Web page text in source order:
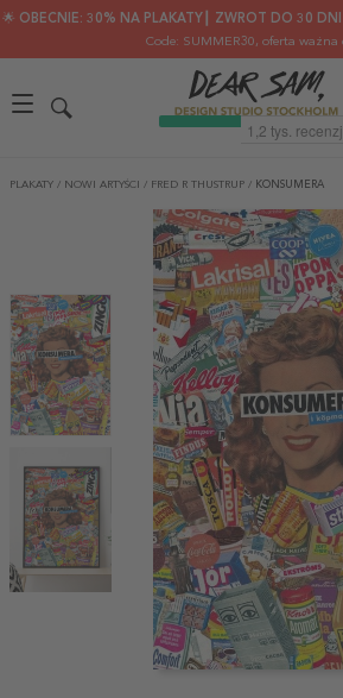
🌟 OBECNIE: 30% NA PLAKATY┃ ZWROT DO 30
Code: SUMMER30, oferta ważna
PLAKATY / NOWI ARTYŚCI / FRED R THUSTRUP / KONSUMERA